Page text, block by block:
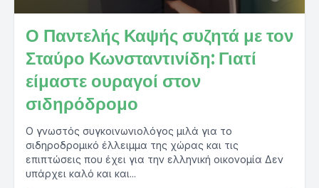
Ο Παντελής Καψής συζητά με τον
Σταύρο Κωνσταντινίδη: Γιατί
είμαστε ουραγοί στον
σιδηρόδρομο
Ο γνωστός συγκοινωνιολόγος μιλά για το
σιδηροδρομικό έλλειμμα της χώρας και τις
επιπτώσεις που έχει για την ελληνική οικονομία Δεν
υπάρχει καλό και και...